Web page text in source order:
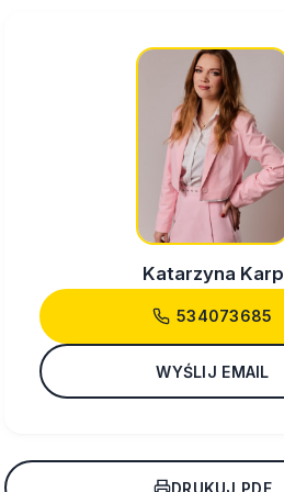
Katarzyna Karp
534073685
WYŚLIJ EMAIL
DRUKUJ PDF